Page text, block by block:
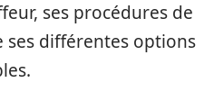
ses procédures de
ses différentes options